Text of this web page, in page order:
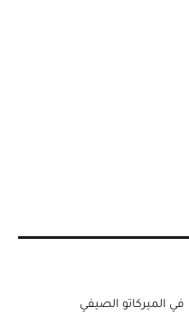
الميركاتو الصيفي